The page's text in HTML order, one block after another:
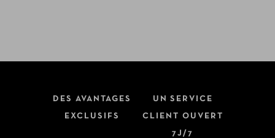
DES AVANTAGES
EXCLUSIFS
UN SERVICE
CLIENT OUVERT
7J/7